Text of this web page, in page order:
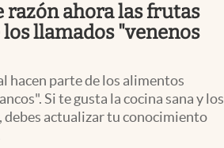
razón ahora las frutas
llamados "venenos
hacen parte de los alimentos
Si te gusta la cocina sana y los
debes actualizar tu conocimiento